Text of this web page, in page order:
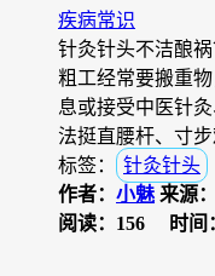
疾病常识
针灸针头不洁酿
粗工经常要搬重
息或接受中医针
法挺直腰杆、寸
标签：
针灸针头
作者： 小魅 来源：
阅读：156
时间